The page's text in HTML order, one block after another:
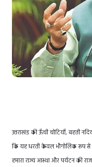
उत्तराखंड की ऊँची चोटियाँ, बहती
कि यह धरती केवल भौगोलिक रूप से
हमारा राज्य आस्था और पर्यटन की